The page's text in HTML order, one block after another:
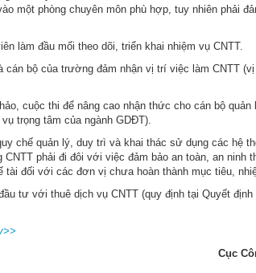
một phòng chuyên môn phù hợp, tuy nhiên phải
làm đầu mối theo dõi, triển khai nhiệm vụ CNTT.
bộ của trường đảm nhận vị trí việc làm CNTT
cuộc thi để nâng cao nhận thức cho cán bộ quản
trọng tâm của ngành GDĐT).
chế quản lý, duy trì và khai thác sử dụng các hệ
phải đi đôi với việc đảm bảo an toàn, an ninh
đối với các đơn vị chưa hoàn thành mục tiêu,
tư với thuê dịch vụ CNTT (quy định tại Quyết
Cục